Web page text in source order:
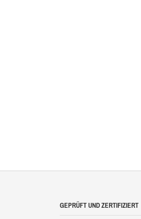
GEPRÜFT UND ZERTIFIZIERT